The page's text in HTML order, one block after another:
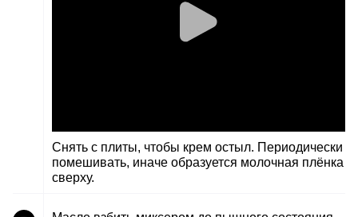
Снять с плиты, чтобы крем остыл. Периодически
помешивать, иначе образуется молочная плёнка
сверху.